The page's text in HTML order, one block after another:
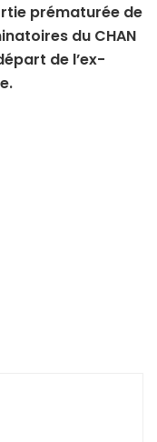
prématurée de
du CHAN
de l’ex-